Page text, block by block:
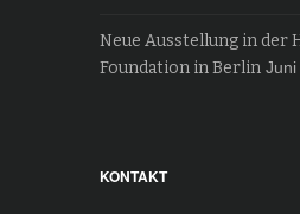
Neue Ausstellung in der
Foundation in Berlin Juni
KONTAKT